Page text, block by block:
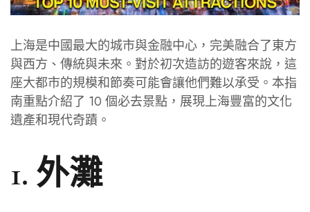
上海是中國最大的城市與金融中心，完美融合了東方
與西方、傳統與未來。對於初次造訪的遊客來說，這
座大都市的規模和節奏可能會讓他們難以承受。本指
南重點介紹了 10 個必去景點，展現上海豐富的文化
遺產和現代奇蹟。
1. 外灘